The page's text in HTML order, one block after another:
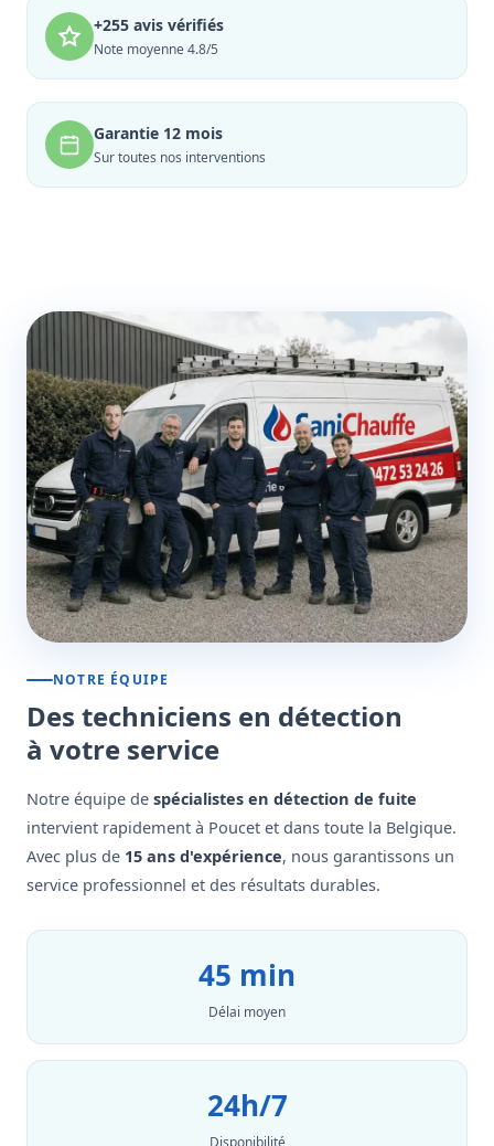
+255 avis vérifiés
Note moyenne 4.8/5
Garantie 12 mois
Sur toutes nos interventions
NOTRE ÉQUIPE
Des techniciens en détection
à votre service
Notre équipe de spécialistes en détection de fuite
intervient rapidement à Poucet et dans toute la Belgique.
Avec plus de 15 ans d'expérience, nous garantissons un
service professionnel et des résultats durables.
45 min
Délai moyen
24h/7
Disponibilité